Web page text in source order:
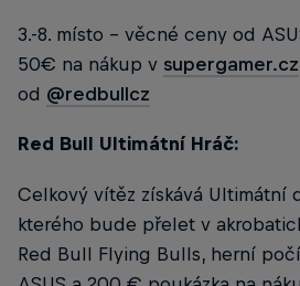
3.-8. místo - věcné ceny od
50€ na nákup v supergamer.cz
od @redbullcz
Red Bull Ultimátní Hráč:
Celkový vítěz získává Ultimátní
kterého bude přelet v
Red Bull Flying Bulls, herní